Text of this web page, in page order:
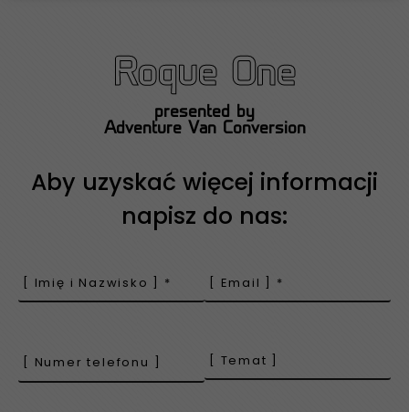
Roque One
presented by
Adventure Van Conversion
Aby uzyskać więcej informacji
napisz do nas: